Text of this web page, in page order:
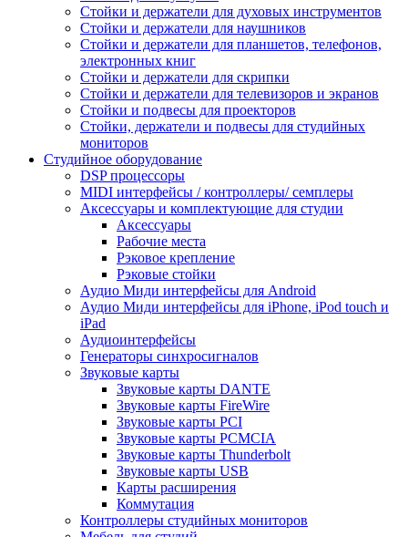
Стойки и держатели для духовых инструментов
Стойки и держатели для наушников
Стойки и держатели для планшетов, телефонов,
электронных книг
Стойки и держатели для скрипки
Стойки и держатели для телевизоров и экранов
Стойки и подвесы для проекторов
Стойки, держатели и подвесы для студийных
мониторов
Студийное оборудование
DSP процессоры
MIDI интерфейсы / контроллеры/ семплеры
Аксессуары и комплектующие для студии
Аксессуары
Рабочие места
Рэковое крепление
Рэковые стойки
Аудио Миди интерфейсы для Android
Аудио Миди интерфейсы для iPhone, iPod touch и
iPad
Аудиоинтерфейсы
Генераторы синхросигналов
Звуковые карты
Звуковые карты DANTE
Звуковые карты FireWire
Звуковые карты PCI
Звуковые карты PCMCIA
Звуковые карты Thunderbolt
Звуковые карты USB
Карты расширения
Коммутация
Контроллеры студийных мониторов